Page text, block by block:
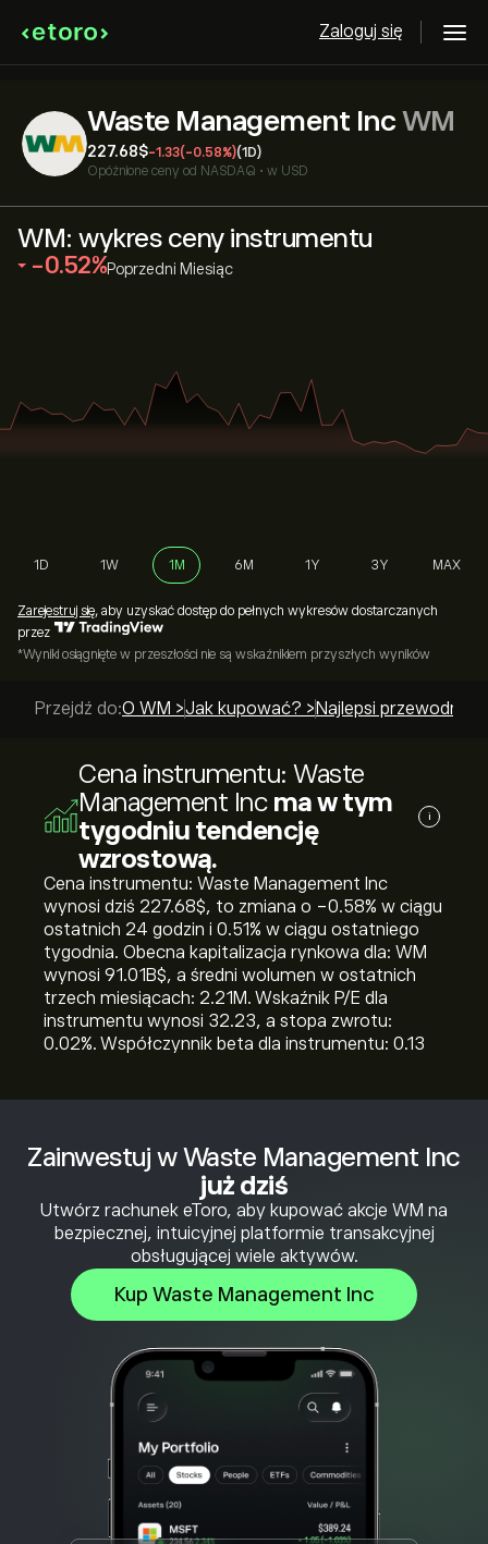
Zaloguj się
Waste Management Inc WM
227.68‎$‎-1.33(-0.58%)(1D)
Opóźnione ceny od NASDAQ • w USD
Zainwestuj w Waste Management Inc
już dziś
Utwórz rachunek eToro, aby kupować akcje WM na
bezpiecznej, intuicyjnej platformie transakcyjnej
obsługującej wiele aktywów.
Kup Waste Management Inc
WM: wykres ceny instrumentu
‎-0.52‎ Poprzedni Miesiąc
1D 1W 1M 6M 1Y 3Y MAX
Zarejestruj się, aby uzyskać dostęp do pełnych wykresów dostarczanych
przez
*Wyniki osiągnięte w przeszłości nie są wskaźnikiem przyszłych wyników
Przejdź do:O WM >Jak kupować? > Najlepsi przewodnicy
Cena instrumentu: Waste
Management Inc ma w tym
tygodniu tendencję
wzrostową.
i
Cena instrumentu: Waste Management Inc
wynosi dziś 227.68‎$‎, to zmiana o ‎-0.58‎% w ciągu
ostatnich 24 godzin i ‎0.51‎% w ciągu ostatniego
tygodnia. Obecna kapitalizacja rynkowa dla: WM
wynosi 91.01B‎$‎, a średni wolumen w ostatnich
trzech miesiącach: 2.21M. Wskaźnik P/E dla
instrumentu wynosi 32.23, a stopa zwrotu:
0.02%. Współczynnik beta dla instrumentu: 0.13